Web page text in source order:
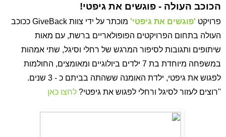
הכוכב העולה - פוגשים את גיפטי!
פרויקט 'פוגשים את גיפטי'
"רוצים לעזור לסיגל ורחלי לפגוש את גיפטי? לחצו כאן